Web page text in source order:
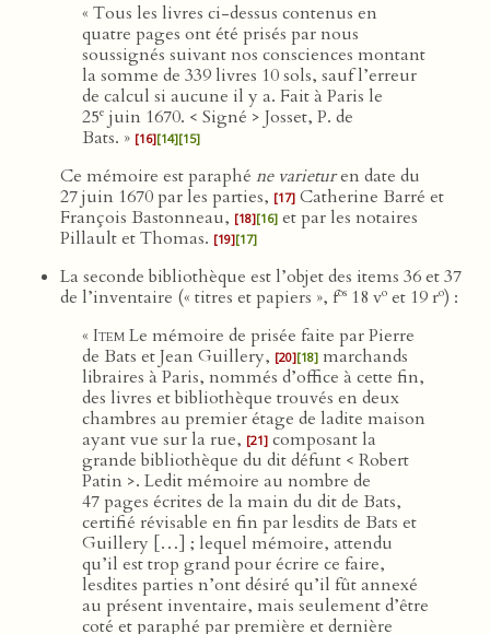
« Tous les livres ci-dessus contenus en
quatre pages ont été prisés par nous
soussignés suivant nos consciences montant
la somme de 339 livres 10 sols, sauf l’erreur
de calcul si aucune il y a. Fait à Paris le
25e juin 1670. < Signé > Josset, P. de
Bats. » [16][14][15]
Ce mémoire est paraphé ne varieturen date du
27 juin 1670 par les parties, [17] Catherine Barré et
François Bastonneau, [18][16] et par les notaires
Pillault et Thomas. [19][17]
La seconde bibliothèque est l’objet des items 36 et 37
de l’inventaire (« titres et papiers », fos 18 vo et 19 ro) :
« ItemLe mémoire de prisée faite par Pierre
de Bats et Jean Guillery, [20][18] marchands
libraires à Paris, nommés d’office à cette fin,
des livres et bibliothèque trouvés en deux
chambres au premier étage de ladite maison
ayant vue sur la rue, [21] composant la
grande bibliothèque du dit défunt < Robert
Patin >. Ledit mémoire au nombre de
47 pages écrites de la main du dit de Bats,
certifié révisable en fin par lesdits de Bats et
Guillery […] ; lequel mémoire, attendu
qu’il est trop grand pour écrire ce faire,
lesdites parties n’ont désiré qu’il fût annexé
au présent inventaire, mais seulement d’être
coté et paraphé par première et dernière